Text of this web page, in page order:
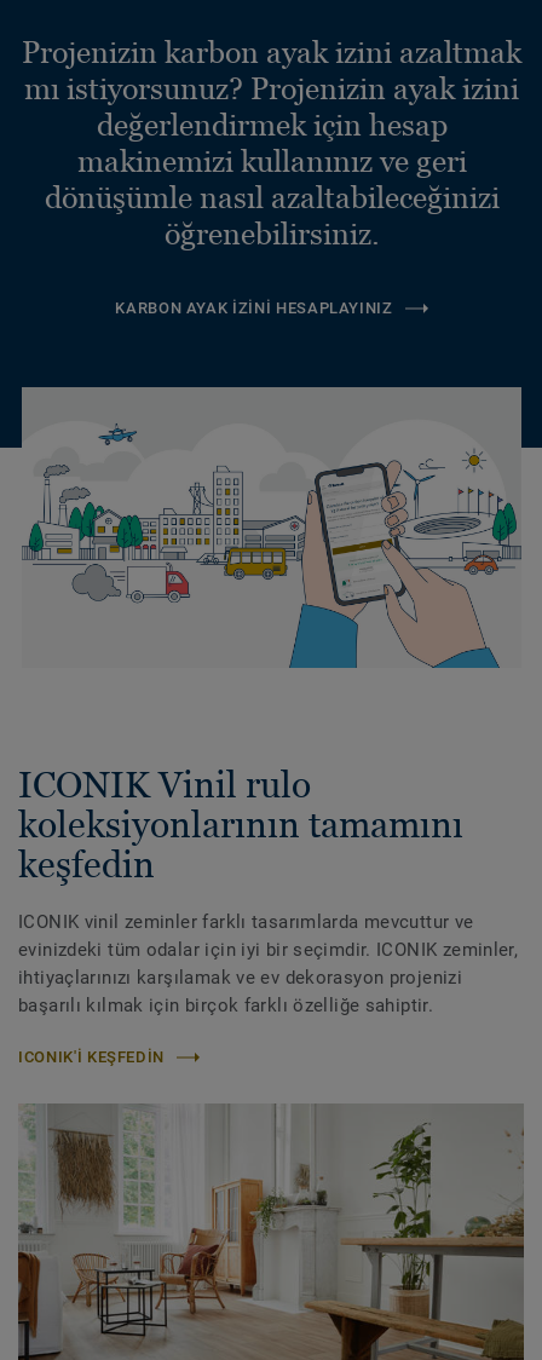
Projenizin karbon ayak izini azaltmak
mı istiyorsunuz? Projenizin ayak izini
değerlendirmek için hesap
makinemizi kullanınız ve geri
dönüşümle nasıl azaltabileceğinizi
öğrenebilirsiniz.
KARBON AYAK İZINI HESAPLAYINIZ
ICONIK Vinil rulo
koleksiyonlarının tamamını
keşfedin
ICONIK vinil zeminler farklı tasarımlarda mevcuttur ve
evinizdeki tüm odalar için iyi bir seçimdir. ICONIK zeminler,
ihtiyaçlarınızı karşılamak ve ev dekorasyon projenizi
başarılı kılmak için birçok farklı özelliğe sahiptir.
ICONIK'I KEŞFEDIN